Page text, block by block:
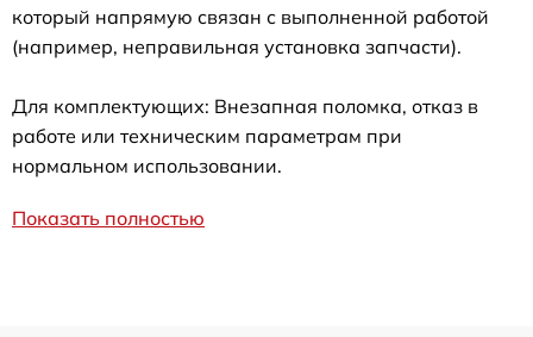
который напрямую связан с выполненной работой
(например, неправильная установка запчасти).
Для комплектующих: Внезапная поломка, отказ в
работе или техническим параметрам при
нормальном использовании.
Показать полностью